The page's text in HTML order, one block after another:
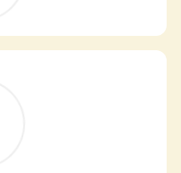
можна
у зручний час 💚